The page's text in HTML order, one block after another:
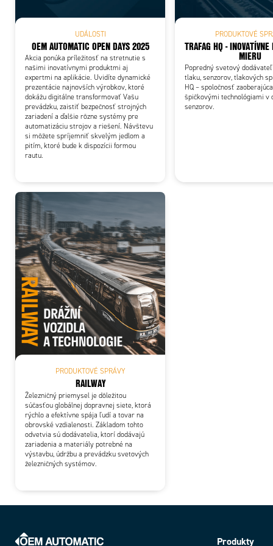
UDÁLOSTI
OEM AUTOMATIC OPEN DAYS 2025
Akcia ponúka príležitosť na stretnutie s
našimi inovatívnymi produktmi aj
expertmi na aplikácie. Uvidíte dynamické
prezentácie najnovších výrobkov, ktoré
dokážu digitálne transformovať Vašu
prevádzku, zaistiť bezpečnosť strojných
zariadení a ďalšie rôzne systémy pre
automatizáciu strojov a riešení. Návštevu
si môžete spríjemniť skvelým jedlom a
pitím, ktoré bude k dispozícii formou
rautu.
PRODUKTOVÉ
TRAFAG HQ -
MIERU
Popredný svetový
tlaku, senzorov, tlakových
HQ – spoločnosť
špičkovými technológiami v
senzorov.
PRODUKTOVÉ SPRÁVY
RAILWAY
Železničný priemysel je dôležitou
súčasťou globálnej dopravnej siete, ktorá
rýchlo a efektívne spája ľudí a tovar na
obrovské vzdialenosti. Základom tohto
odvetvia sú dodávatelia, ktorí dodávajú
zariadenia a materiály potrebné na
výstavbu, údržbu a prevádzku svetových
železničných systémov.
Produkty